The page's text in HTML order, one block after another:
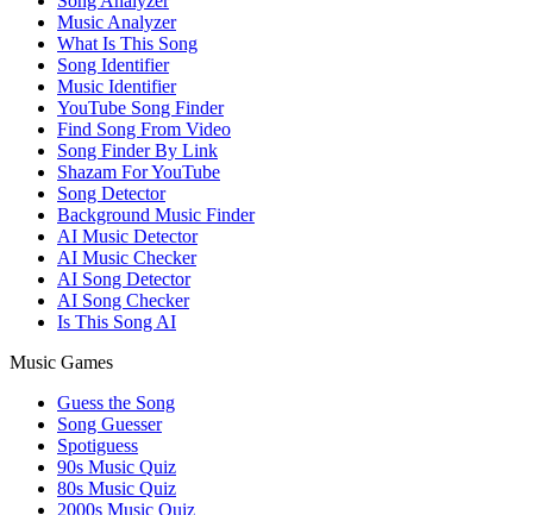
Music Analyzer
What Is This Song
Song Identifier
Music Identifier
YouTube Song Finder
Find Song From Video
Song Finder By Link
Shazam For YouTube
Song Detector
Background Music Finder
AI Music Detector
AI Music Checker
AI Song Detector
AI Song Checker
Is This Song AI
Music Games
Guess the Song
Song Guesser
Spotiguess
90s Music Quiz
80s Music Quiz
2000s Music Quiz